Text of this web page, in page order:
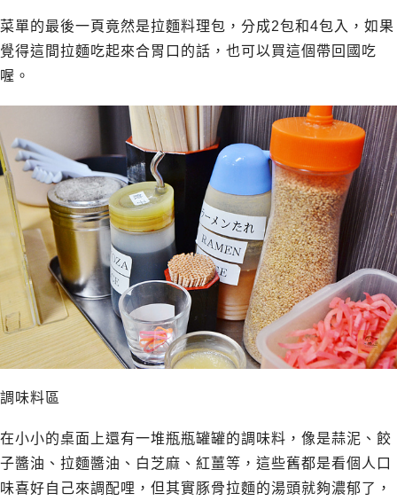
菜單的最後一頁竟然是拉麵料理包，分成2包和4包入，如果
覺得這間拉麵吃起來合胃口的話，也可以買這個帶回國吃
喔。
調味料區
在小小的桌面上還有一堆瓶瓶罐罐的調味料，像是蒜泥、餃
子醬油、拉麵醬油、白芝麻、紅薑等，這些舊都是看個人口
味喜好自己來調配哩，但其實豚骨拉麵的湯頭就夠濃郁了，